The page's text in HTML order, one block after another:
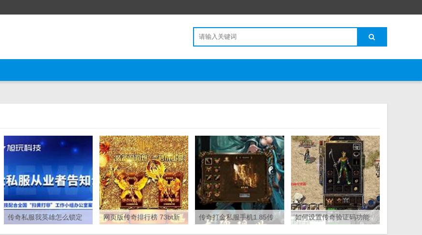
传奇私服我英雄怎么锁定
网页版传奇排行榜 73bt新
传奇打金私服手机1.85传
如何设置传奇验证码功能